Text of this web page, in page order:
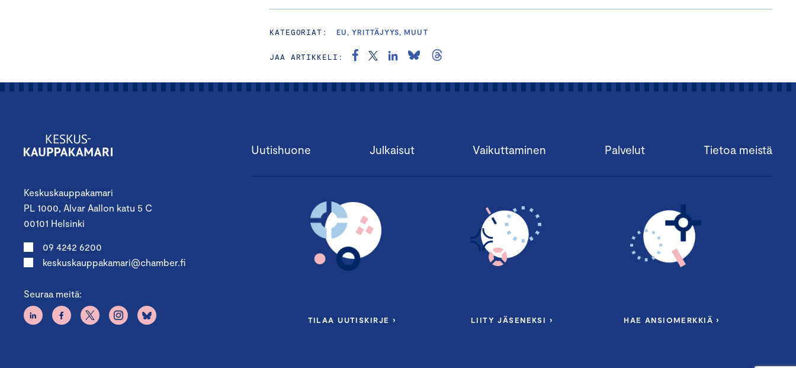
KATEGORIAT: EU, YRITTÄJYYS, MUUT
JAA ARTIKKELI:
Keskuskauppakamari
PL 1000, Alvar Aallon katu 5 C
00101 Helsinki
09 4242 6200
keskuskauppakamari@chamber.fi
Seuraa meitä:
Uutishuone Julkaisut Vaikuttaminen Palvelut Tietoa meistä
TILAA UUTISKIRJE › LIITY JÄSENEKSI › HAE ANSIOMERKKIÄ ›